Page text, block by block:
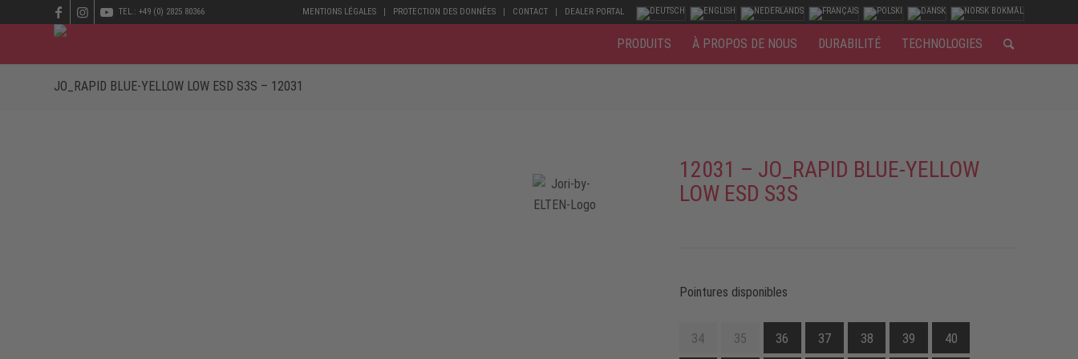
MENTIONS LÉGALES PROTECTION DES DONNÉES CONTACT DEALER PORTAL
TEL.: +49 (0) 2825 80366
PRODUITS À PROPOS DE NOUS DURABILITÉ TECHNOLOGIES
JO_RAPID BLUE-YELLOW LOW ESD S3S – 12031
12031 – JO_RAPID BLUE-YELLOW
LOW ESD S3S
Pointures disponibles
34 35 36 37 38 39 40